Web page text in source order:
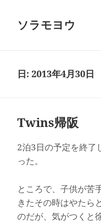
ソラモヨウ
日:2013年4月30日
Twins帰阪
2泊3日の予定を終了
った。
ところで、子供が苦
きたその時はやたら
のだが、気がつくと